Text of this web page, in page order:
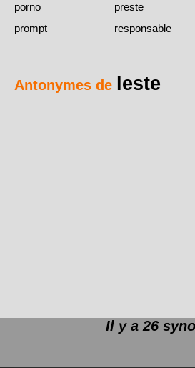
porno
preste
prompt
responsable
Antonymes de leste
Il y a 26